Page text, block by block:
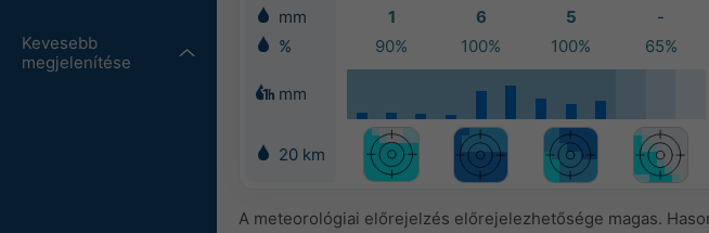
Kevesebb
megjelenítése
mm
1 6 5 -
%
90% 100% 100% 65%
mm
20 km
A meteorológiai előrejelzés előrejelezhetősége magas.